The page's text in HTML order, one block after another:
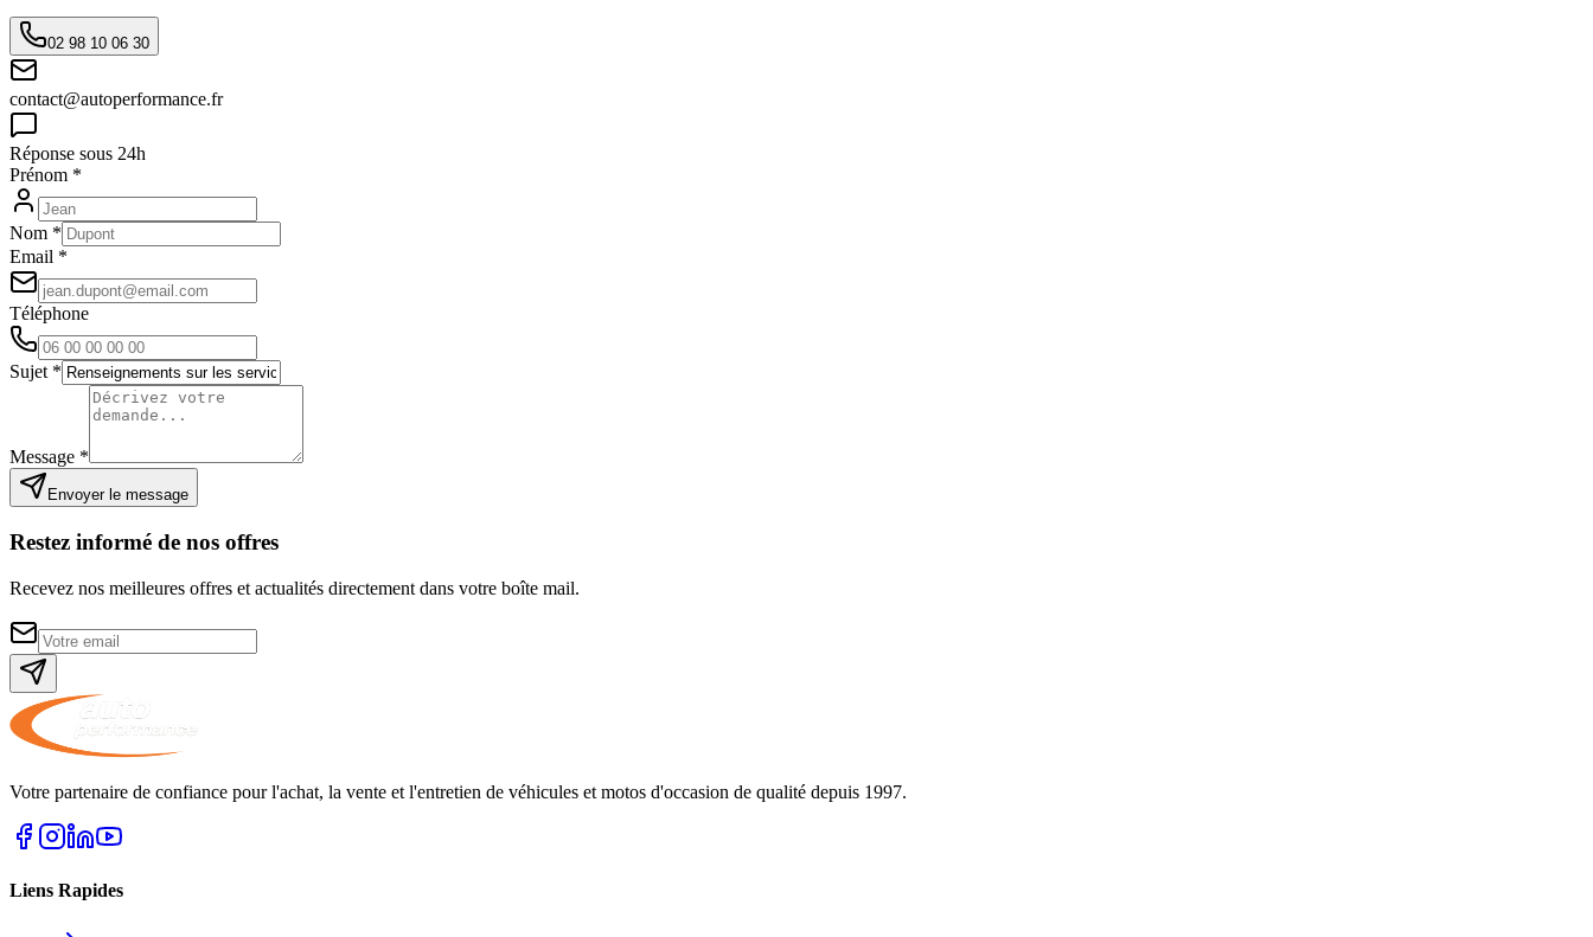
02 98 10 06 30
contact@autoperformance.fr
Réponse sous 24h
Prénom *
Nom *
Email *
Téléphone
Sujet *
Message *
Envoyer le message
Restez informé de nos offres
Recevez nos meilleures offres et actualités directement dans votre boîte mail.
Votre partenaire de confiance pour l'achat, la vente et l'entretien de véhicules et motos d'occasion de qualité depuis 1997.
Liens Rapides